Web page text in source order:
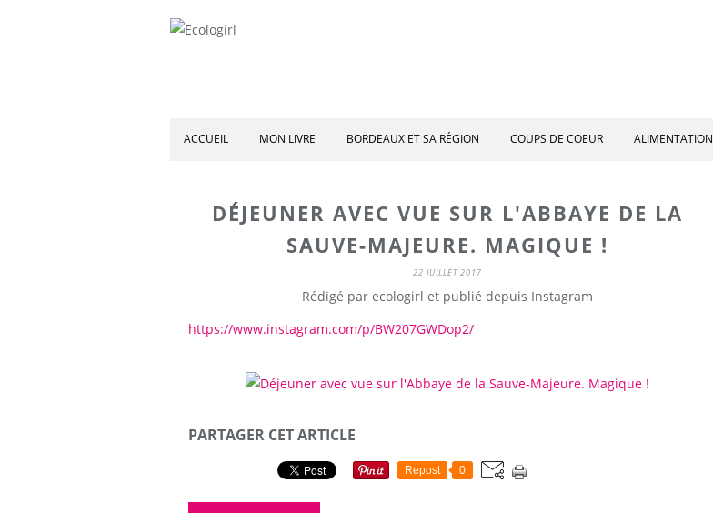
ACCUEIL MON LIVRE BORDEAUX ET SA RÉGION COUPS DE COEUR ALIMENTATION
DÉJEUNER AVEC VUE SUR L'ABBAYE DE LA
SAUVE-MAJEURE. MAGIQUE !
22 JUILLET 2017
Rédigé par ecologirl et publié depuis Instagram
https://www.instagram.com/p/BW207GWDop2/
PARTAGER CET ARTICLE
Repost 0